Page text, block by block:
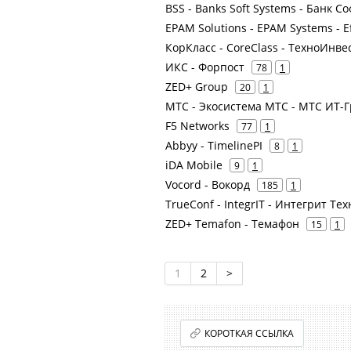
BSS - Banks Soft Systems - Банк
EPAM Solutions - EPAM Systems
КорКласс - CoreClass -
ИКС - Форпост
78 1
ZED+ Group 20 1
МТС - Экосистема МТС - МТС ИТ-
F5 Networks
77 1
Abbyy - TimelinePI 8 1
iDA Mobile 9 1
Vocord - Вокорд 185 1
TrueConf - IntegrIT - Интегрит
ZED+ Temafon - Темафон
15 1
1 2 >
КОРОТКАЯ ССЫЛКА